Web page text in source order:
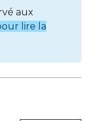
aux
lire la